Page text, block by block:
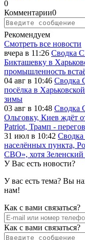
0
Комментарии0
Рекомендуем
Смотреть все новости
вчера в 11:26 Сводка
Бикташевку в
промышленность
04 авг в 10:46 Сводка
посёлка в
зимы
03 авг в 10:48 Сводка
Ольговку, Киев ждёт
Patriot, Трамп -
31 июл в 10:42
населённых пункта,
СВО», хотя Зеленский
У Вас есть новости?
У вас есть тема? Вы
нам!
Как c вами связаться?
Как c вами связаться?